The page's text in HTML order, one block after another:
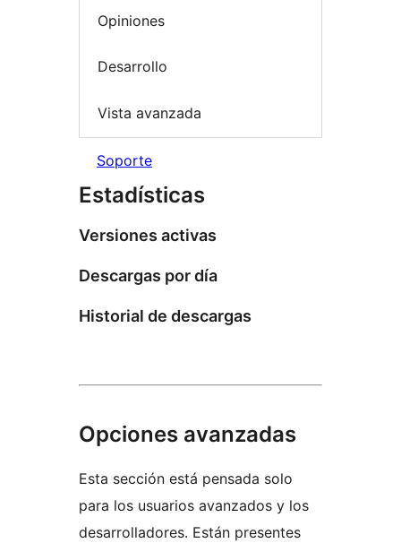
Opiniones
Desarrollo
Vista avanzada
Soporte
Estadísticas
Versiones activas
Descargas por día
Historial de descargas
Opciones avanzadas
Esta sección está pensada solo
para los usuarios avanzados y los
desarrolladores. Están presentes